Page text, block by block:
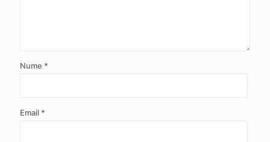
Nume *
Email *